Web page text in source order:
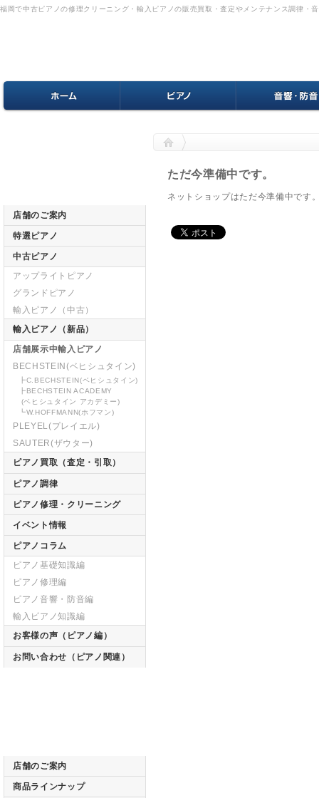
福岡で中古ピアノの修理クリーニング・輸入ピアノの販売買取・査定やメンテナンス調律
ただ今準備中です。
ネットショップはただ今準備中です
店舗のご案内
特選ピアノ
中古ピアノ
アップライトピアノ
グランドピアノ
輸入ピアノ（中古）
輸入ピアノ（新品）
店舗展示中輸入ピアノ
BECHSTEIN(ベヒシュタイン)
┣C.BECHSTEIN(ベヒシュタイン)
┣BECHSTEIN ACADEMY
(ベヒシュタイン アカデミー)
┗W.HOFFMANN(ホフマン)
PLEYEL(プレイエル)
SAUTER(ザウター)
ピアノ買取（査定・引取）
ピアノ調律
ピアノ修理・クリーニング
イベント情報
ピアノコラム
ピアノ基礎知識編
ピアノ修理編
ピアノ音響・防音編
輸入ピアノ知識編
お客様の声（ピアノ編）
お問い合わせ（ピアノ関連）
店舗のご案内
商品ラインナップ